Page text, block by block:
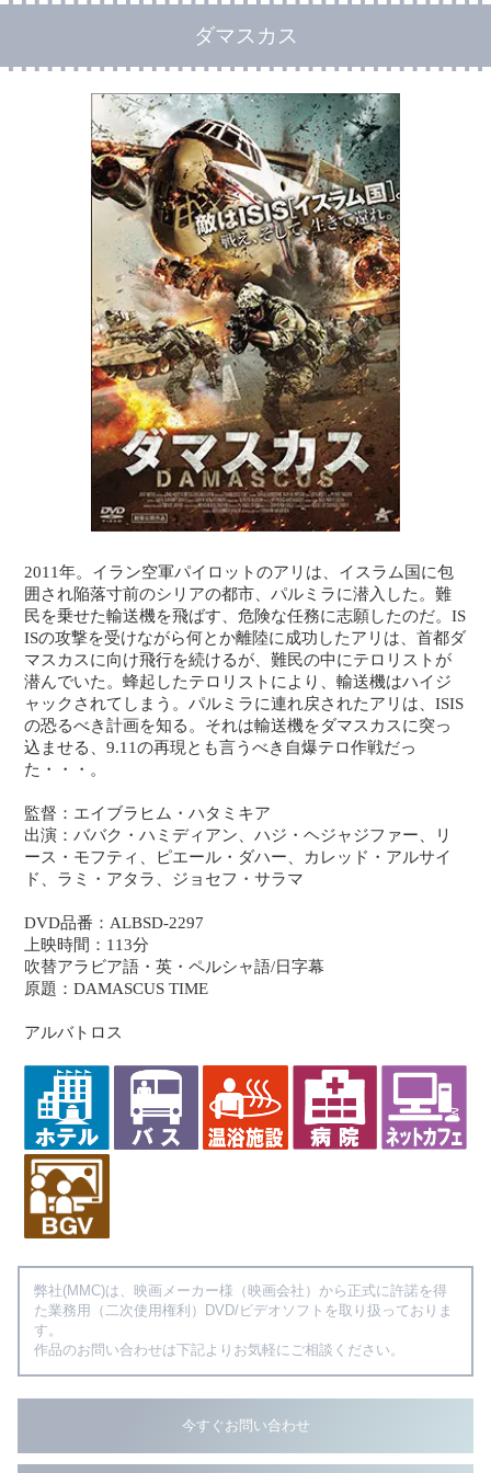
ダマスカス
2011年。イラン空軍パイロットのアリは、イスラム国に包
囲され陥落寸前のシリアの都市、パルミラに潜入した。難
民を乗せた輸送機を飛ばす、危険な任務に志願したのだ。IS
ISの攻撃を受けながら何とか離陸に成功したアリは、首都ダ
マスカスに向け飛行を続けるが、難民の中にテロリストが
潜んでいた。蜂起したテロリストにより、輸送機はハイジ
ャックされてしまう。パルミラに連れ戻されたアリは、ISIS
の恐るべき計画を知る。それは輸送機をダマスカスに突っ
込ませる、9.11の再現とも言うべき自爆テロ作戦だっ
た・・・。
監督：エイブラヒム・ハタミキア
出演：ババク・ハミディアン、ハジ・ヘジャジファー、リ
ース・モフティ、ピエール・ダハー、カレッド・アルサイ
ド、ラミ・アタラ、ジョセフ・サラマ
DVD品番：ALBSD-2297
上映時間：113分
吹替アラビア語・英・ペルシャ語/日字幕
原題：DAMASCUS TIME
アルバトロス
弊社(MMC)は、映画メーカー様（映画会社）から正式に許諾を得
た業務用（二次使用権利）DVD/ビデオソフトを取り扱っておりま
す。
作品のお問い合わせは下記よりお気軽にご相談ください。
今すぐお問い合わせ